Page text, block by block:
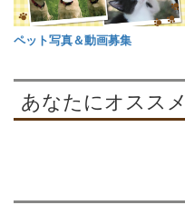
ペット写真＆動画募集
あなたにオススメ